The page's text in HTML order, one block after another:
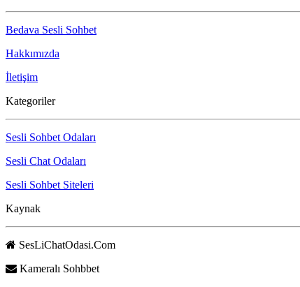
Bedava Sesli Sohbet
Hakkımızda
İletişim
Kategoriler
Sesli Sohbet Odaları
Sesli Chat Odaları
Sesli Sohbet Siteleri
Kaynak
SesLiChatOdasi.Com
Kameralı Sohbbet